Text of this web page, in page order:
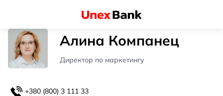
Алина Компанец
Директор по маркетингу
+380 (800) 3 111 33